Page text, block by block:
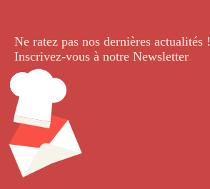
Ne ratez pas nos dernières actualités !
Inscrivez-vous à notre Newsletter.